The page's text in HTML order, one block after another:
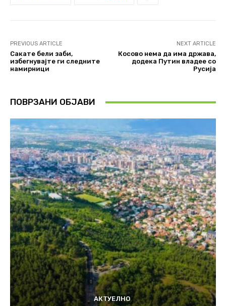
PREVIOUS ARTICLE
Сакате бели заби,
избегнувајте ги следните
намирници
NEXT ARTICLE
Косово нема да има држава,
додека Путин владее со
Русија
ПОВРЗАНИ ОБЈАВИ
АКТУЕЛНО